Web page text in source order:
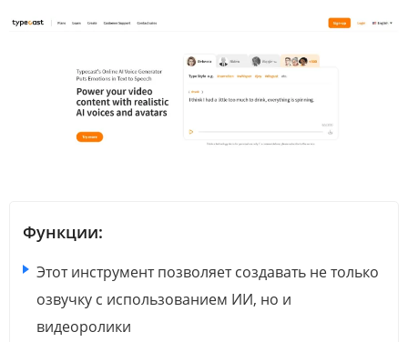
Функции:
Этот инструмент позволяет создавать не только
озвучку с использованием ИИ, но и
видеоролики